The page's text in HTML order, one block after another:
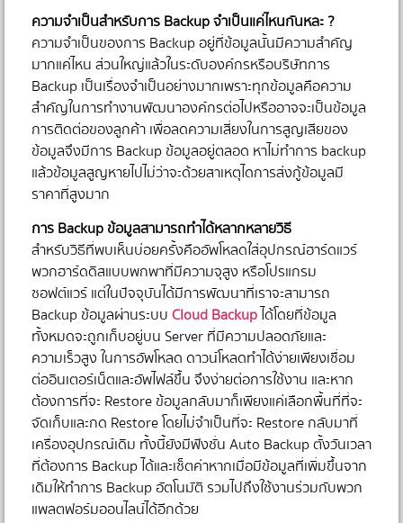
ความจำเป็นสำหรับการ Backup จำเป็นแค่ไหนกันหละ ?
ความจำเป็นของการ Backup อยู่ที่ข้อมูลนั้นมีความสำคัญ
มากแค่ไหน ส่วนใหญ่แล้วในระดับองค์กรหรือบริษัทการ
Backup เป็นเรื่องจำเป็นอย่างมากเพราะทุกข้อมูลคือความ
สำคัญในการทำงานพัฒนาองค์กรต่อไปหรืออาจจะเป็นข้อมูล
การติดต่อของลูกค้า เพื่อลดความเสี่ยงในการสูญเสียของ
ข้อมูลจึงมีการ Backup ข้อมูลอยู่ตลอด หาไม่ทำการ backup
แล้วข้อมูลสูญหายไปไม่ว่าจะด้วยสาเหตุไดการส่งกู้ข้อมูลมี
ราคาที่สูงมาก
การ Backup ข้อมูลสามารถทำได้หลากหลายวิธี
สำหรับวิธีที่พบเห็นบ่อยครั้งคืออัพโหลดใส่อุปกรณ์ฮาร์ดแวร์
พวกฮาร์ดดิสแบบพกพาที่มีความจุสูง หรือโปรแกรม
ซอฟต์แวร์ แต่ในปัจจุบันได้มีการพัฒนาที่เราจะสามารถ
Backup ข้อมูลผ่านระบบCloud Backupได้โดยที่ข้อมูล
ทั้งหมดจะถูกเก็บอยู่บน Server ที่มีความปลอดภัยและ
ความเร็วสูง ในการอัพโหลด ดาวน์โหลดทำได้ง่ายเพียงเชื่อม
ต่ออินเตอร์เน็ตและอัพไฟล์ขึ้น จึงง่ายต่อการใช้งาน และหาก
ต้องการที่จะ Restore ข้อมูลกลับมาก็เพียงแค่เลือกพื้นที่ที่จะ
จัดเก็บและกด Restore โดยไม่จำเป็นที่จะ Restore กลับมาที่
เครื่องอุปกรณ์เดิม ทั้งนี้ยังมีฟังชั่น Auto Backup ตั้งวันเวลา
ที่ต้องการ Backup ได้และเซ็ตค่าหากเมื่อมีข้อมูลที่เพิ่มขึ้นจาก
เดิมให้ทำการ Backup อัตโนมัติ รวมไปถึงใช้งานร่วมกับพวก
แพลตฟอร์มออนไลน์ได้อีกด้วย